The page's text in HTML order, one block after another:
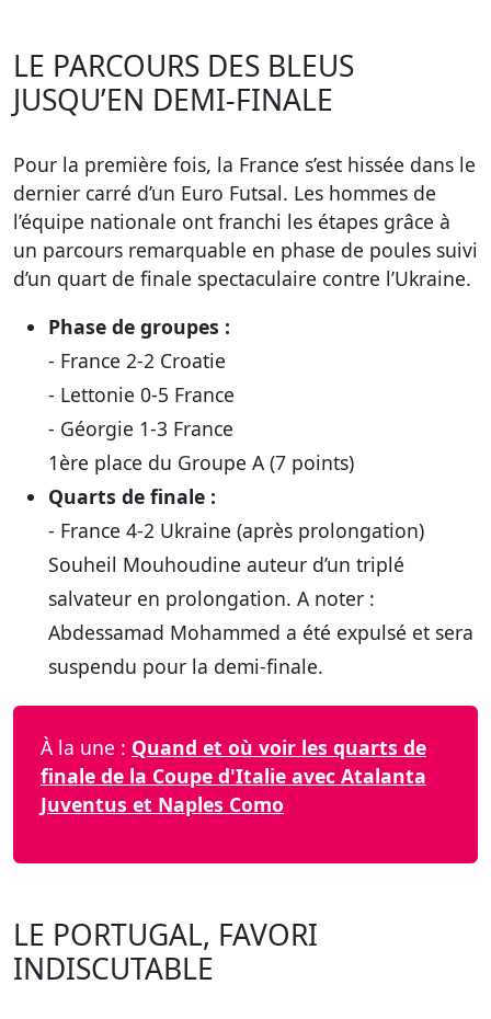
LE PARCOURS DES BLEUS
JUSQU’EN DEMI-FINALE
Pour la première fois, la France s’est hissée dans le
dernier carré d’un Euro Futsal. Les hommes de
l’équipe nationale ont franchi les étapes grâce à
un parcours remarquable en phase de poules suivi
d’un quart de finale spectaculaire contre l’Ukraine.
Phase de groupes :
- France 2-2 Croatie
- Lettonie 0-5 France
- Géorgie 1-3 France
1ère place du Groupe A (7 points)
Quarts de finale :
- France 4-2 Ukraine (après prolongation)
Souheil Mouhoudine auteur d’un triplé
salvateur en prolongation. A noter :
Abdessamad Mohammed a été expulsé et sera
suspendu pour la demi-finale.
À la une : Quand et où voir les quarts de
finale de la Coupe d'Italie avec Atalanta
Juventus et Naples Como
LE PORTUGAL, FAVORI
INDISCUTABLE